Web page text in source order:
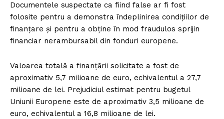
Documentele suspectate ca fiind false ar fi fost
folosite pentru a demonstra îndeplinirea condițiilor de
finanțare și pentru a obține în mod fraudulos sprijin
financiar nerambursabil din fonduri europene.
Valoarea totală a finanțării solicitate a fost de
aproximativ 5,7 milioane de euro, echivalentul a 27,7
milioane de lei. Prejudiciul estimat pentru bugetul
Uniunii Europene este de aproximativ 3,5 milioane de
euro, echivalentul a 16,8 milioane de lei.